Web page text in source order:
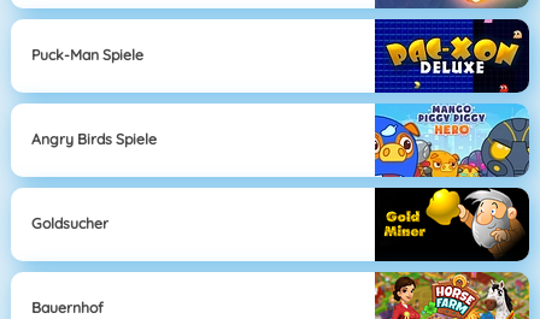
Puck-Man Spiele
Angry Birds Spiele
Goldsucher
Bauernhof